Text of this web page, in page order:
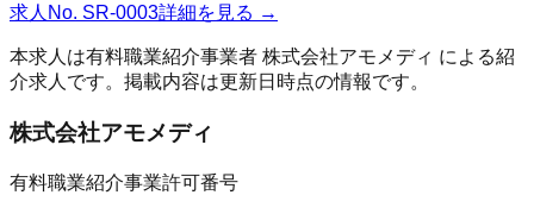
求人No. SR-0003詳細を見る →
本求人は有料職業紹介事業者 株式会社アモメディ による紹
介求人です。掲載内容は更新日時点の情報です。
株式会社アモメディ
有料職業紹介事業許可番号